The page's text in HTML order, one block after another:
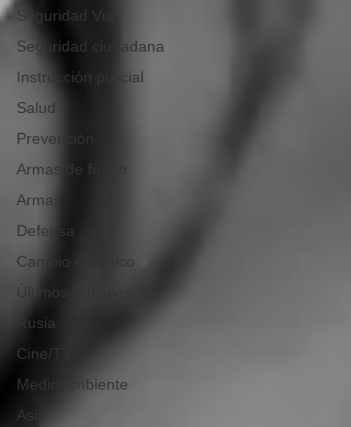
Seguridad Vial
Seguridad ciudadana
Instrucción policial
Salud
Prevención
Armas de fuego
Armas
Defensa
Cambio climático
Últimos artículos
Rusia
Cine/TV
Medio Ambiente
Asia